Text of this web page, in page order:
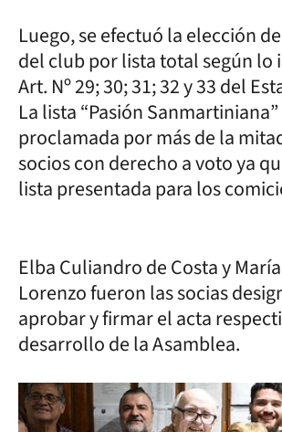
Luego, se efectuó la elección
del club por lista total según lo
Art. Nº 29; 30; 31; 32 y 33 del
La lista “Pasión
proclamada por más de la
socios con derecho a voto ya
lista presentada para los
Elba Culiandro de Costa y
Lorenzo fueron las socias
aprobar y firmar el acta
desarrollo de la Asamblea.